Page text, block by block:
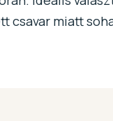
csavar miatt